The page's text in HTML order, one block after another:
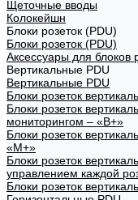
Щеточные вводы
Колокейшн
Блоки розеток (PDU)
Блоки розеток (PDU)
Аксессуары для блоков
Вертикальные PDU
Вертикальные PDU
Блоки розеток
Блоки розеток
мониторингом – «В+»
Блоки розеток
«М+»
Блоки розеток
управлением каждой
Блоки розеток